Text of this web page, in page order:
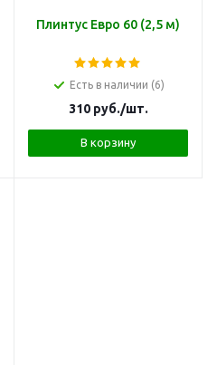
Плинтус Евро 60 (2,5 м)
Есть в наличии (6)
310руб./шт.
В корзину